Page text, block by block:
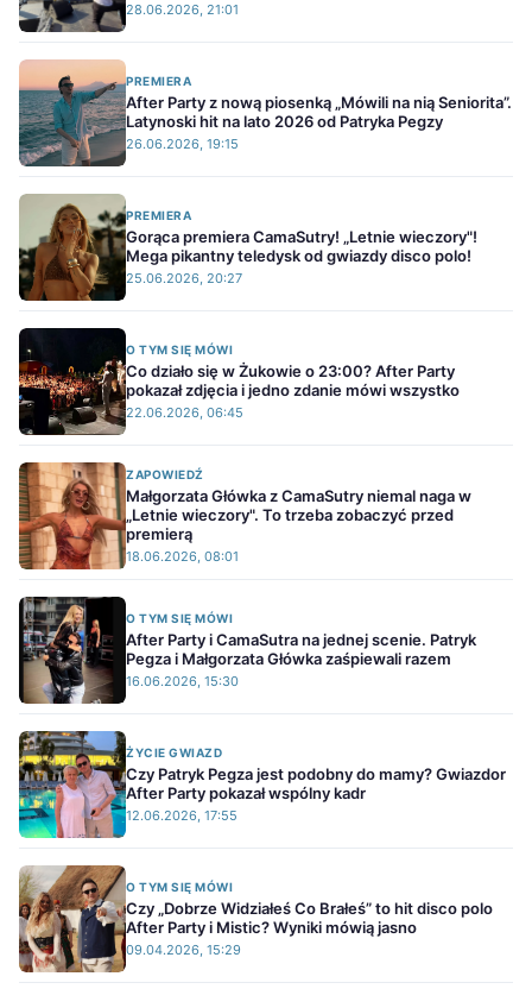
28.06.2026, 21:01
PREMIERA
After Party z nową piosenką „Mówili na nią Seniorita”.
Latynoski hit na lato 2026 od Patryka Pegzy
26.06.2026, 19:15
PREMIERA
Gorąca premiera CamaSutry! „Letnie wieczory"!
Mega pikantny teledysk od gwiazdy disco polo!
25.06.2026, 20:27
O TYM SIĘ MÓWI
Co działo się w Żukowie o 23:00? After Party
pokazał zdjęcia i jedno zdanie mówi wszystko
22.06.2026, 06:45
ZAPOWIEDŹ
Małgorzata Główka z CamaSutry niemal naga w
„Letnie wieczory". To trzeba zobaczyć przed
premierą
18.06.2026, 08:01
O TYM SIĘ MÓWI
After Party i CamaSutra na jednej scenie. Patryk
Pegza i Małgorzata Główka zaśpiewali razem
16.06.2026, 15:30
ŻYCIE GWIAZD
Czy Patryk Pegza jest podobny do mamy? Gwiazdor
After Party pokazał wspólny kadr
12.06.2026, 17:55
O TYM SIĘ MÓWI
Czy „Dobrze Widziałeś Co Brałeś” to hit disco polo
After Party i Mistic? Wyniki mówią jasno
09.04.2026, 15:29